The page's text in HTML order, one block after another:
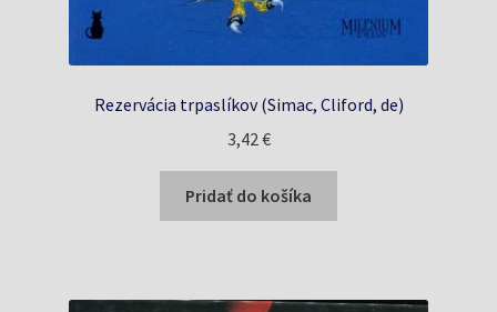
Rezervácia trpaslíkov (Simac, Cliford, de)
3,42 €
Pridať do košíka